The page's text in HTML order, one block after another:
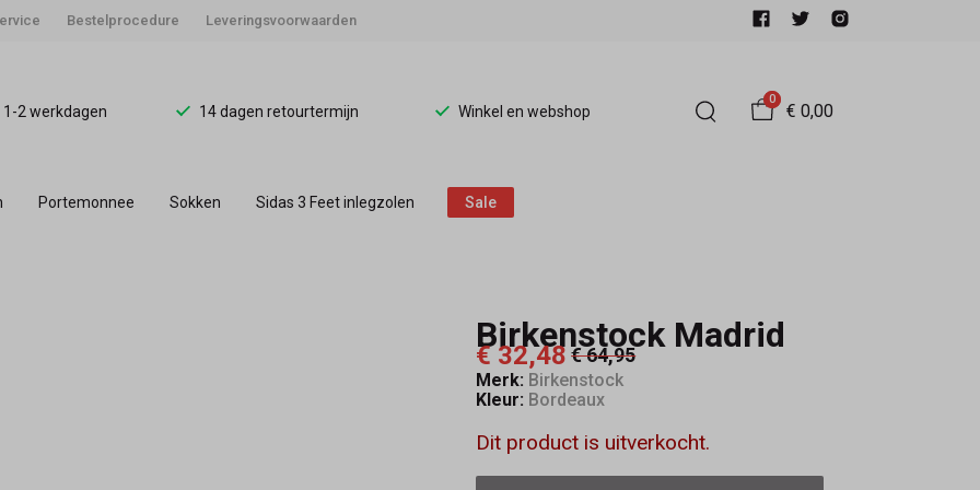
Bestelprocedure Leveringsvoorwaarden
1-2 werkdagen 14 dagen retourtermijn Winkel en webshop
0
€ 0,00
Portemonnee Sokken Sidas 3 Feet inlegzolen Sale
Birkenstock Madrid
€ 32,48 € 64,95
Merk: Birkenstock
Kleur: Bordeaux
Dit product is uitverkocht.